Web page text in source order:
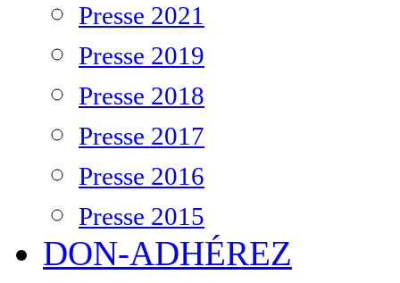
Presse 2021
Presse 2019
Presse 2018
Presse 2017
Presse 2016
Presse 2015
DON-ADHÉREZ